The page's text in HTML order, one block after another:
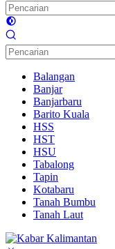
Balangan
Banjar
Banjarbaru
Barito Kuala
HSS
HST
HSU
Tabalong
Tapin
Kotabaru
Tanah Bumbu
Tanah Laut